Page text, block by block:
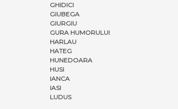
GHIDICI
GIUBEGA
GIURGIU
GURA HUMORULUI
HARLAU
HATEG
HUNEDOARA
HUSI
IANCA
IASI
LUDUS